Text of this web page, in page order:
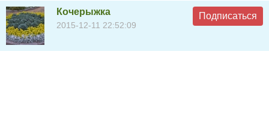
Кочерыжка
2015-12-11 22:52:09
Подписаться